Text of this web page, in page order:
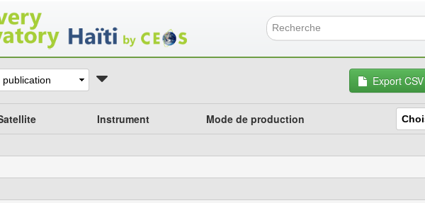
Export CSV
Instrument Mode de production